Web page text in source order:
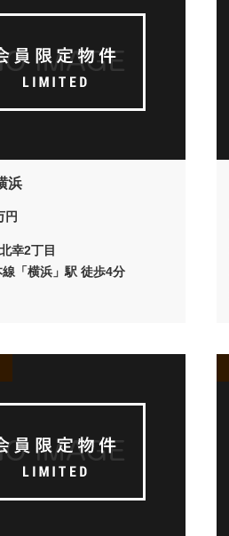
浜
円
幸2丁目
「横浜」駅 徒歩4分